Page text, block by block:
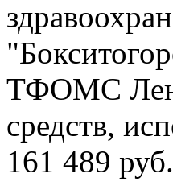
ТФОМС
средств,
161 489